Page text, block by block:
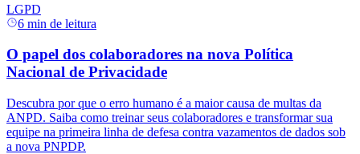
LGPD
6 min de leitura
O papel dos colaboradores na nova Política
Nacional de Privacidade
Descubra por que o erro humano é a maior causa de multas da
ANPD. Saiba como treinar seus colaboradores e transformar sua
equipe na primeira linha de defesa contra vazamentos de dados sob
a nova PNPDP.